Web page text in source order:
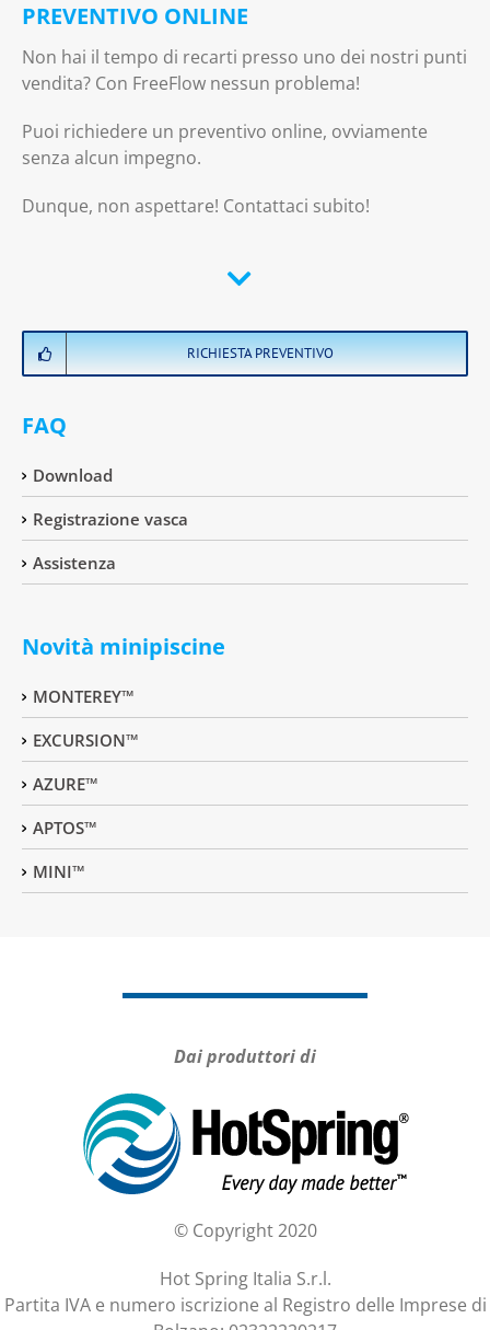
PREVENTIVO ONLINE
Non hai il tempo di recarti presso uno dei nostri punti
vendita? Con FreeFlow nessun problema!
Puoi richiedere un preventivo online, ovviamente
senza alcun impegno.
Dunque, non aspettare! Contattaci subito!
RICHIESTA PREVENTIVO
FAQ
Download
Registrazione vasca
Assistenza
Novità minipiscine
MONTEREY™
EXCURSION™
AZURE™
APTOS™
MINI™
Dai produttori di
© Copyright 2020
Hot Spring Italia S.r.l.
Partita IVA e numero iscrizione al Registro delle Imprese di